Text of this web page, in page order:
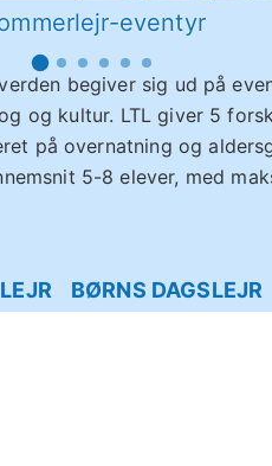
eventyr
begiver sig ud på
og kultur. LTL giver 5
på overnatning og
5-8 elever, med
BØRNS DAGSLEJR